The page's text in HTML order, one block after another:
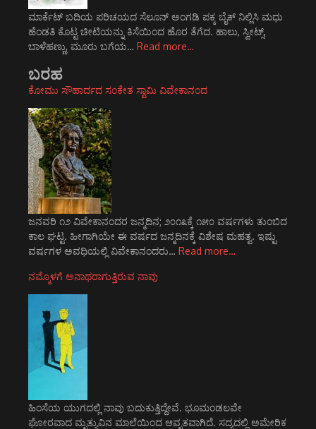
ಮಾರ್ಕೆಟ್ ಬದಿಯ ಪರಿಚಯದ ಸೆಲೂನ್ ಅಂಗಡಿ ಪಕ್ಕ ಬೈಕ್ ನಿಲ್ಲಿಸಿ ಮಧು
ಹೆಂಡತಿ ಕೊಟ್ಟ ಚೀಟಿಯನ್ನು ಕಿಸೆಯಿಂದ ಹೊರ ತೆಗೆದ. ಹಾಲು, ಸ್ವೀಟ್ಸ್,
ಬಾಳೆಹಣ್ಣು, ಮೂರು ಬಗೆಯ… Read more…
ಬರಹ
ಕೋಮು ಸೌಹಾರ್ದದ ಸಂಕೇತ ಸ್ವಾಮಿ ವಿವೇಕಾನಂದ
ಜನವರಿ ೧೨ ವಿವೇಕಾನಂದರ ಜನ್ಮದಿನ; ೨೦೧೩ಕ್ಕೆ ೧೫೦ ವರ್ಷಗಳು ತುಂಬಿದ
ಕಾಲ ಘಟ್ಟ. ಹೀಗಾಗಿಯೇ ಈ ವರ್ಷದ ಜನ್ಮದಿನಕ್ಕೆ ವಿಶೇಷ ಮಹತ್ವ. ಇಷ್ಟು
ವರ್ಷಗಳ ಅವಧಿಯಲ್ಲಿ ವಿವೇಕಾನಂದರು… Read more…
ನಮ್ಮೊಳಗೆ ಅನಾಥರಾಗುತ್ತಿರುವ ನಾವು
ಹಿಂಸೆಯ ಯುಗದಲ್ಲಿ ನಾವು ಬದುಕುತ್ತಿದ್ದೇವೆ. ಭೂಮಂಡಲವೇ
ಘೋರವಾದ ಮೃತ್ಯುವಿನ ಮಾಲೆಯಿಂದ ಆವೃತವಾಗಿದೆ. ಸದ್ಯದಲ್ಲಿ ಅಮೇರಿಕ